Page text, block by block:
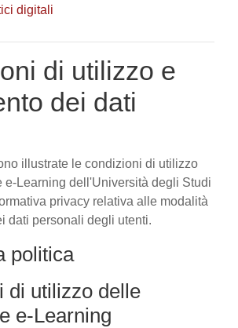
digitali
di utilizzo e
dei dati
illustrate le condizioni di utilizzo
e-Learning dell'Università degli Studi
privacy relativa alle modalità
dati personali degli utenti.
politica
di utilizzo delle
e-Learning